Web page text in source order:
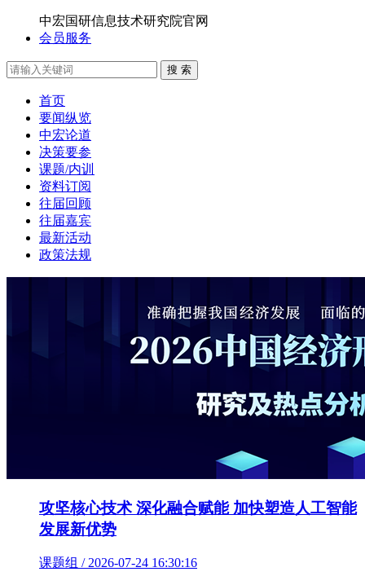
中宏国研信息技术研究院官网
会员服务
搜 索
首页
要闻纵览
中宏论道
决策要参
课题/内训
资料订阅
往届回顾
往届嘉宾
最新活动
政策法规
攻坚核心技术 深化融合赋能 加快塑造人工智能
发展新优势
课题组 / 2026-07-24 16:30:16